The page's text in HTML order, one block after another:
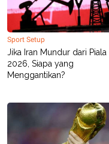
Sport Setup
Jika Iran Mundur dari Piala
2026, Siapa yang
Menggantikan?